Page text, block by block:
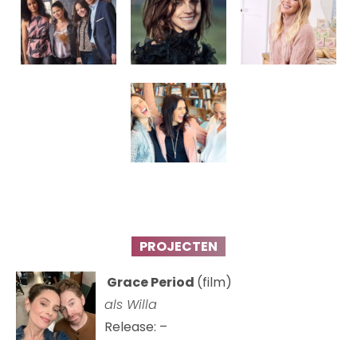
PROJECTEN
Grace Period (film)
als Willa
Release: –